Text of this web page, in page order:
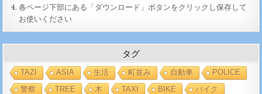
各ページ下部にある「ダウンロード」ボタンをクリックし保存して
お使いください
タグ
TAZI ASIA 生活 町並み 自動車
POLICE
警察
TREE 木 TAXI BIKE
バイク